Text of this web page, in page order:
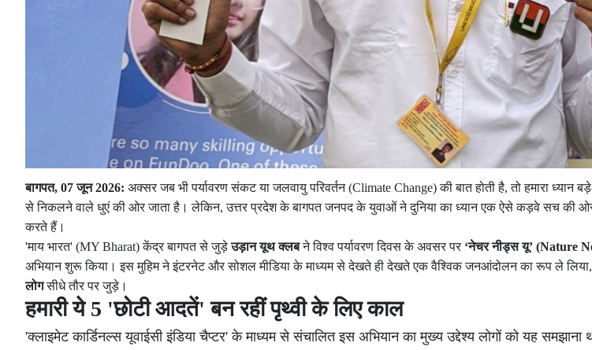
बागपत, 07 जून 2026: अक्सर जब भी पर्यावरण संकट या जलवायु परिवर्तन (Climate Change) की बात होती है, तो हमारा ध्यान
से निकलने वाले धुएं की ओर जाता है। लेकिन, उत्तर प्रदेश के बागपत जनपद के युवाओं ने दुनिया का ध्यान एक ऐसे कड़वे सच की
करते हैं।
'माय भारत' (MY Bharat) केंद्र बागपत से जुड़ेउड़ान यूथ क्लबने विश्व पर्यावरण दिवस के अवसर पर ‘नेचर नीड्स यू’ (Nature
अभियान शुरू किया। इस मुहिम ने इंटरनेट और सोशल मीडिया के माध्यम से देखते ही देखते एक वैश्विक जनआंदोलन का रूप ले
लोगसीधे तौर पर जुड़े।
हमारी ये 5 'छोटी आदतें' बन रहीं पृथ्वी के लिए काल
'क्लाइमेट कार्डिनल्स यूवाईसी इंडिया चैप्टर' के माध्यम से संचालित इस अभियान का मुख्य उद्देश्य लोगों को यह समझाना